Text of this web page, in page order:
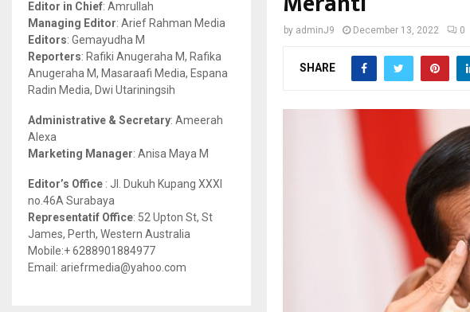
by adminJ9 December 13, 2022 0
SHARE
r
:
R
H
Editor in Chief: Amrullah
Managing Editor: Arief Rahman Media
Editors: Gemayudha M
Reporters: Rafiki Anugeraha M, Rafika
Anugeraha M, Masaraafi Media, Espana
Radin Media, Dwi Utariningsih
Administrative & Secretary: Ameerah
Alexa
Marketing Manager: Anisa Maya M
Editor’s Office : Jl. Dukuh Kupang XXXI
no.46A Surabaya
Representatif Office: 52 Upton St, St
James, Perth, Western Australia
Mobile:+ 6288901884977
Email: ariefrmedia@yahoo.com